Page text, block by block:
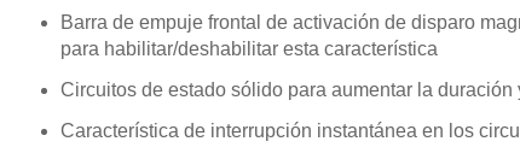
Barra de empuje frontal de activación de disparo
para habilitar/deshabilitar esta característica
Circuitos de estado sólido para aumentar la
Característica de interrupción instantánea en los